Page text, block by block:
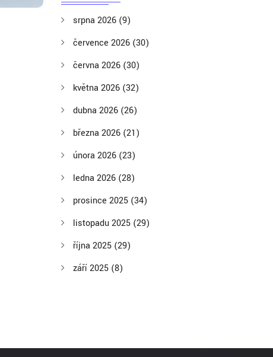
srpna 2026 (9)
července 2026 (30)
června 2026 (30)
května 2026 (32)
dubna 2026 (26)
března 2026 (21)
února 2026 (23)
ledna 2026 (28)
prosince 2025 (34)
listopadu 2025 (29)
října 2025 (29)
září 2025 (8)